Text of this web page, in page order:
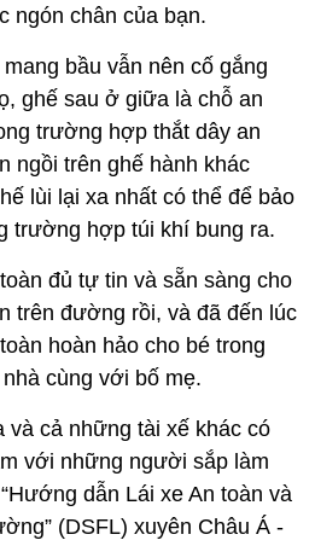
ngón chân của bạn.
bầu vẫn nên cố gắng
ghế sau ở giữa là chỗ an
trường hợp thắt dây an
ngồi trên ghế hành khác
lùi lại xa nhất có thể để bảo
trường hợp túi khí bung ra.
đủ tự tin và sẵn sàng cho
trên đường rồi, và đã đến lúc
hoàn hảo cho bé trong
cùng với bố mẹ.
cả những tài xế khác có
với những người sắp làm
dẫn Lái xe An toàn và
(DSFL) xuyên Châu Á -